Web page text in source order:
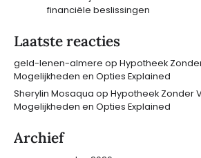
financiële beslissingen
Laatste reacties
geld-lenen-almere op Hypotheek
Mogelijkheden en Opties Explained
Sherylin Mosaqua op Hypotheek Zonder
Mogelijkheden en Opties Explained
Archief